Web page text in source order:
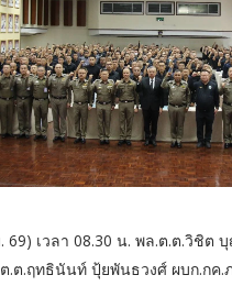
69) เวลา 08.30 น. พล.ต.ต.วิชิต
.ต.ฤทธินันท์ ปุ้ยพันธวงศ์ ผบก.กค.